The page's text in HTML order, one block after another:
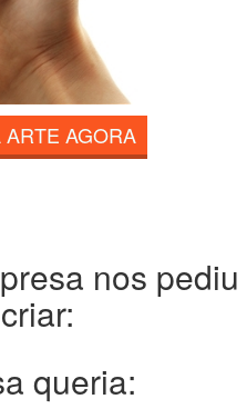
AGORA
nos pediu
queria: